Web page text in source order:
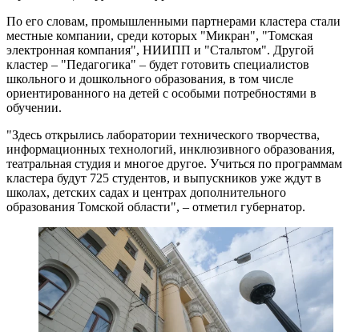
По его словам, промышленными партнерами кластера стали
местные компании, среди которых "Микран", "Томская
электронная компания", НИИПП и "Стальтом". Другой
кластер – "Педагогика" – будет готовить специалистов
школьного и дошкольного образования, в том числе
ориентированного на детей с особыми потребностями в
обучении.
"Здесь открылись лаборатории технического творчества,
информационных технологий, инклюзивного образования,
театральная студия и многое другое. Учиться по программам
кластера будут 725 студентов, и выпускников уже ждут в
школах, детских садах и центрах дополнительного
образования Томской области", – отметил губернатор.